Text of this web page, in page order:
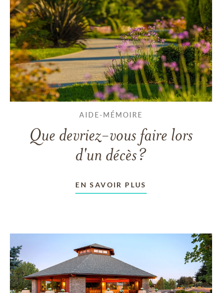
AIDE-MÉMOIRE
Que devriez-vous faire lors
d'un décès?
EN SAVOIR PLUS